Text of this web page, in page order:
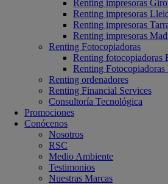
Renting impresoras
Renting impresoras
Renting impresoras
Renting impresoras
Renting Fotocopiadoras
Renting fotocopiadoras
Renting Fotocopiadoras
Renting ordenadores
Renting Financial Services
Consultoría Tecnológica
Promociones
Conócenos
Nosotros
RSC
Medio Ambiente
Testimonios
Nuestras Marcas